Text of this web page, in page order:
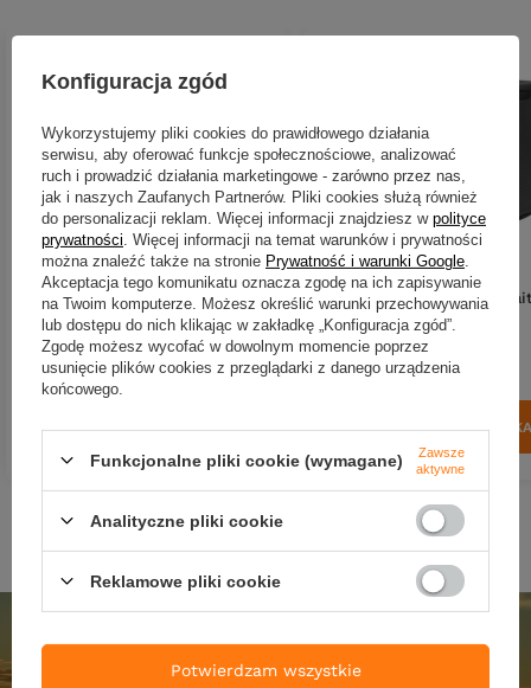
Torba na akcesoria Feeder Bait
209,80 zł
Kup za: 6923.4pktpunktów
Ilość produktówDO KOSZYKA
Torba na siatki - Feeder
247,89 zł
Kup za: 8180.37pkt
Ilość produktów
DO
Konfiguracja zgód
Wykorzystujemy pliki cookies do prawidłowego działania
serwisu, aby oferować funkcje społecznościowe, analizować
ruch i prowadzić działania marketingowe - zarówno przez nas,
jak i naszych Zaufanych Partnerów. Pliki cookies służą również
do personalizacji reklam. Więcej informacji znajdziesz w polityce
prywatności . Więcej informacji na temat warunków i prywatności
można znaleźć także na stronie Prywatność i warunki Google
Akceptacja tego komunikatu oznacza zgodę na ich zapisywanie
na Twoim komputerze. Możesz określić warunki przechowywania
lub dostępu do nich klikając w zakładkę „Konfiguracja zgód”.
Zgodę możesz wycofać w dowolnym momencie poprzez
usunięcie plików cookies z przeglądarki z danego urządzenia
końcowego.
Funkcjonalne pliki cookie (wymagane)
Zawsze
aktywne
Analityczne pliki cookie
Reklamowe pliki cookie
Potwierdzam wszystkie